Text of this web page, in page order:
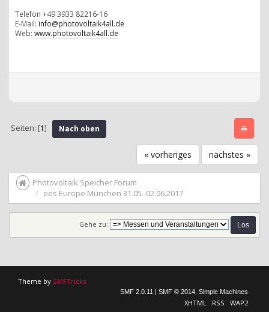
Telefon +49 3933 82216-16
E-Mail: info@photovoltaik4all.de
Web: www.photovoltaik4all.de
Seiten: [1] Nach oben
« vorheriges nächstes »
Photovoltaik Speicher Forum
ees Europe München 31.05.-02.06.2017
Gehe zu:
Theme by SMFTricks
SMF 2.0.11 | SMF © 2014 Simple Machines
XHTML RSS WAP2